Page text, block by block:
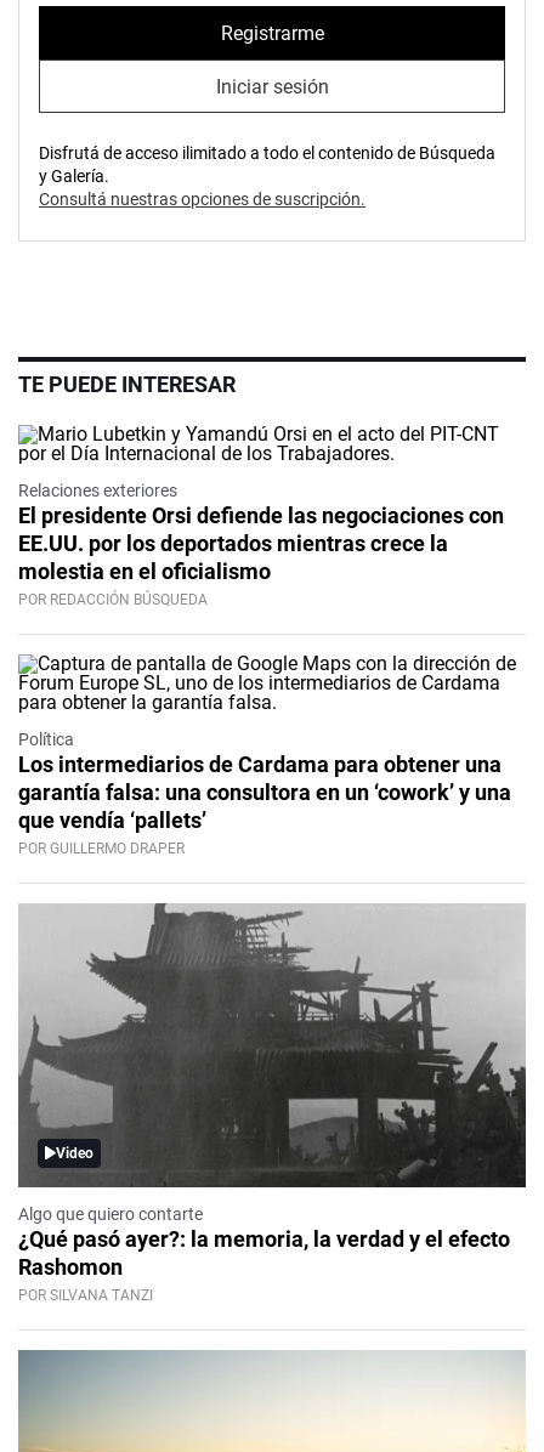
Registrarme
Iniciar sesión
Disfrutá de acceso ilimitado a todo el contenido de Búsqueda
y Galería.
Consultá nuestras opciones de suscripción.
TE PUEDE INTERESAR
Relaciones exteriores
El presidente Orsi defiende las negociaciones con
EE.UU. por los deportados mientras crece la
molestia en el oficialismo
POR REDACCIÓN BÚSQUEDA
Política
Los intermediarios de Cardama para obtener una
garantía falsa: una consultora en un ‘cowork’ y una
que vendía ‘pallets’
POR GUILLERMO DRAPER
Video
Algo que quiero contarte
¿Qué pasó ayer?: la memoria, la verdad y el efecto
Rashomon
POR SILVANA TANZI